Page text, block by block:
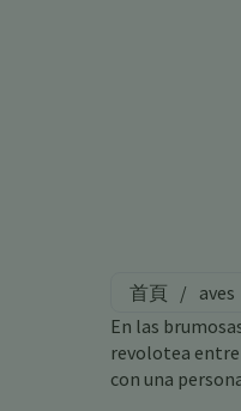
首頁 / aves
En las
revolotea entre
con una